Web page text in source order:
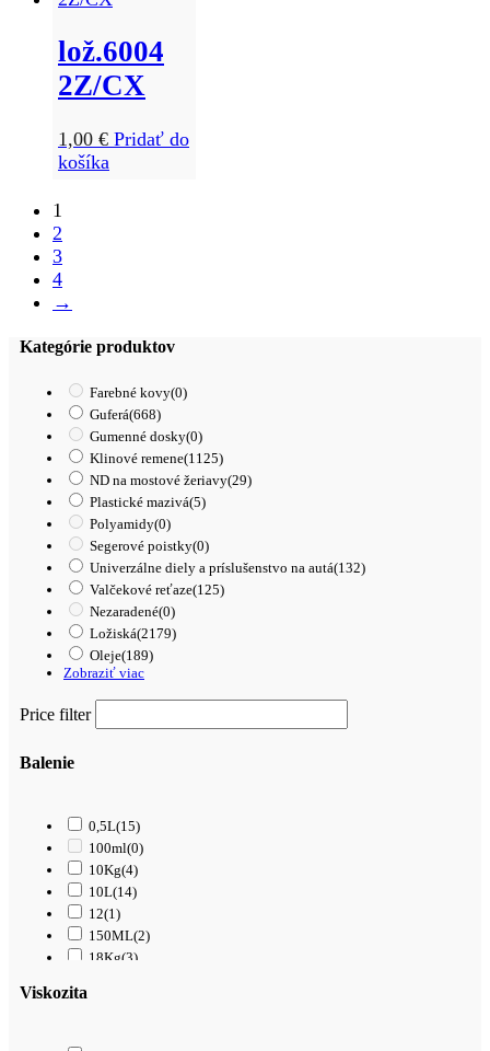
lož.6004
2Z/CX
1,00 € Pridať do
košíka
1
2
3
4
→
Kategórie produktov
Farebné kovy(0)
Guferá(668)
Gumenné dosky(0)
Klinové remene(1125)
ND na mostové žeriavy(29)
Plastické mazivá(5)
Polyamidy(0)
Segerové poistky(0)
Univerzálne diely a príslušenstvo na autá(132)
Valčekové reťaze(125)
Nezaradené(0)
Ložiská(2179)
Oleje(189)
Zobraziť viac
Price filter
Balenie
0,5L(15)
100ml(0)
10Kg(4)
10L(14)
12(1)
150ML(2)
18Kg(3)
Viskozita